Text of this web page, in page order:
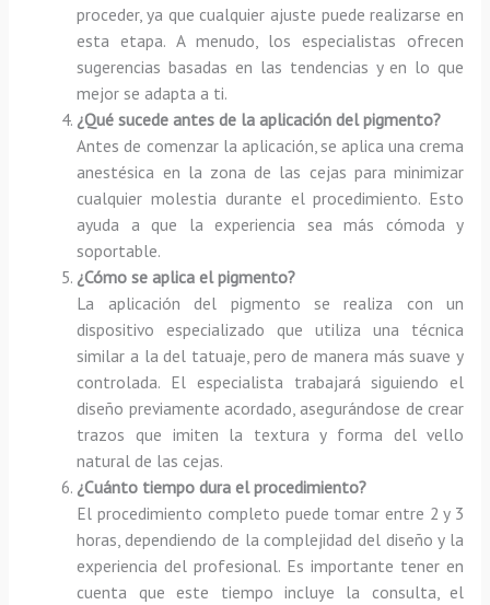
proceder, ya que cualquier ajuste puede realizarse en
esta etapa. A menudo, los especialistas ofrecen
sugerencias basadas en las tendencias y en lo que
mejor se adapta a ti.
¿Qué sucede antes de la aplicación del pigmento?
Antes de comenzar la aplicación, se aplica una crema
anestésica en la zona de las cejas para minimizar
cualquier molestia durante el procedimiento. Esto
ayuda a que la experiencia sea más cómoda y
soportable.
¿Cómo se aplica el pigmento?
La aplicación del pigmento se realiza con un
dispositivo especializado que utiliza una técnica
similar a la del tatuaje, pero de manera más suave y
controlada. El especialista trabajará siguiendo el
diseño previamente acordado, asegurándose de crear
trazos que imiten la textura y forma del vello
natural de las cejas.
¿Cuánto tiempo dura el procedimiento?
El procedimiento completo puede tomar entre 2 y 3
horas, dependiendo de la complejidad del diseño y la
experiencia del profesional. Es importante tener en
cuenta que este tiempo incluye la consulta, el